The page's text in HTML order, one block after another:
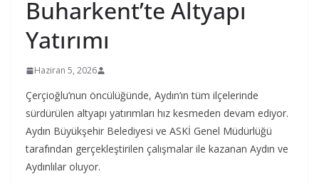
Buharkent’te Altyapı
Yatırımı
Haziran 5, 2026
Çerçioğlu’nun öncülüğünde, Aydın’ın tüm ilçelerinde
sürdürülen altyapı yatırımları hız kesmeden devam ediyor.
Aydın Büyükşehir Belediyesi ve ASKİ Genel Müdürlüğü
tarafından gerçekleştirilen çalışmalar ile kazanan Aydın ve
Aydınlılar oluyor.